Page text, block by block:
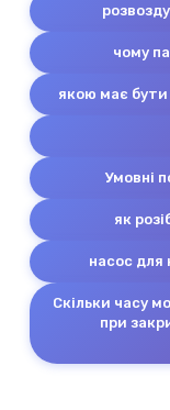
чому
якою має бути
Умовні
як
насос для
Скільки часу
при